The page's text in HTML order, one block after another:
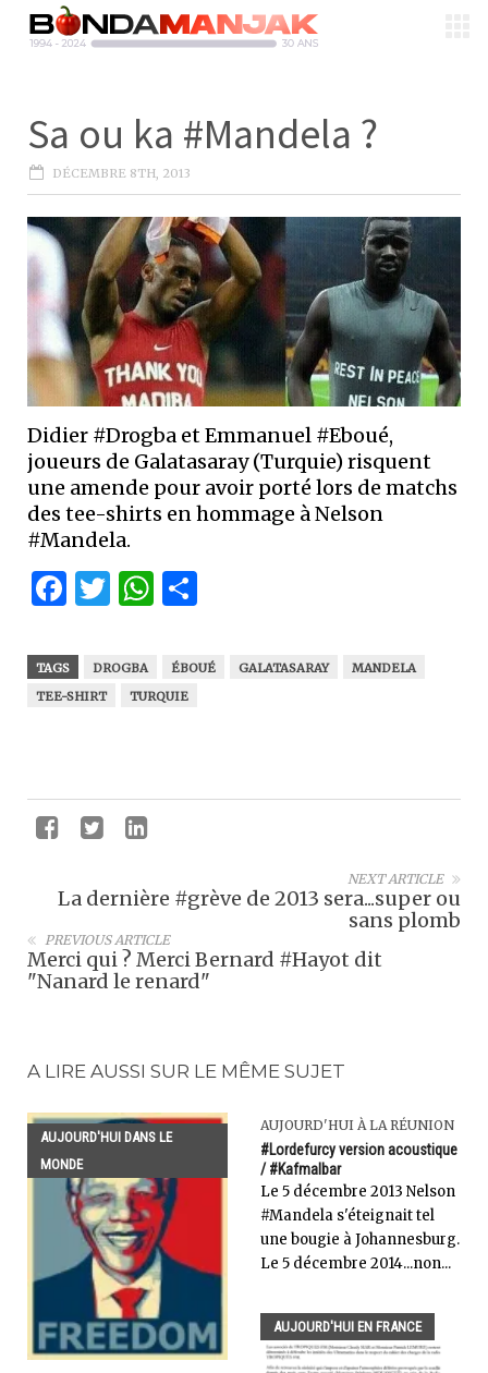
Sa ou ka #Mandela ?
DÉCEMBRE 8TH, 2013
Didier #Drogba et Emmanuel #Eboué,
joueurs de Galatasaray (Turquie) risquent
une amende pour avoir porté lors de matchs
des tee-shirts en hommage à Nelson
#Mandela.
Facebook
Twitter
WhatsApp
TAGS DROGBA ÉBOUÉ GALATASARAY
MANDELA
TEE-SHIRT
TURQUIE
NEXT ARTICLE
La dernière #grève de 2013 sera...super ou
sans plomb
PREVIOUS ARTICLE
Merci qui ? Merci Bernard #Hayot dit
"Nanard le renard"
A LIRE AUSSI SUR LE MÊME SUJET
AUJOURD'HUI DANS LE
MONDE
AUJOURD'HUI À LA RÉUNION
#Lordefurcy version acoustique
/ #Kafmalbar
Le 5 décembre 2013 Nelson
#Mandela s'éteignait tel
une bougie à Johannesburg.
Le 5 décembre 2014...non...
AUJOURD'HUI EN FRANCE